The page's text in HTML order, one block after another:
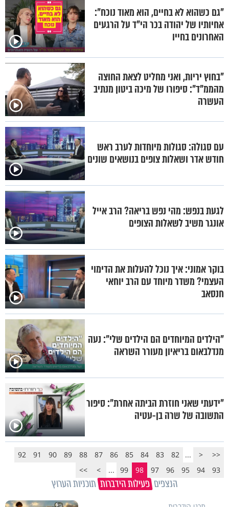
"גם כשהוא לא בחיים, הוא מאוד נוכח":
אחיותיו של יהודה בכר הי"ד על הרגעים
האחרונים בחייו
"בחוץ יריות, ואני מחליט לצאת החוצה
מהממ"ד": סיפורו של מיכה ביטון מנתיב
העשרה
עם סגולה: סגולות מיוחדות לערב ראש
חודש אדר ושאלות צופים בנושאים שונים
לגעת בנפש: מהי נפש בריאה? הרב אייל
אונגר משיב לשאלות הצופים
בוקר אמוני: איך נוכל להעלות את הדימוי
העצמי? משדר מיוחד עם הרב יוחאי
חנסאב
"הילדים המיוחדים הם הילדים שלי": נעה
מנדלבאום בריאיון מעורר השראה
"ידעתי שאני חוזרת הביתה אחרת": סיפור
התשובה של שרה בן-עטיה
<<
<
...
82
83
84
85
86
87
88
89
90
91
92
93
94
95
96
97
98
99
...
>
>>
הנצפים פעילות הידברות תוכניות הערוץ